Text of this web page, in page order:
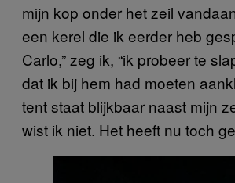
mijn kop onder het zeil
een kerel die ik eerder heb
Carlo,” zeg ik, “ik probeer te
dat ik bij hem had moeten
tent staat blijkbaar naast mijn
wist ik niet. Het heeft nu toch